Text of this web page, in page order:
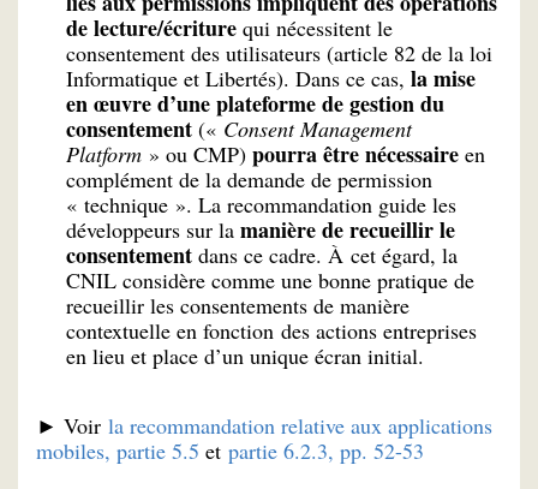
de lecture/écriture qui nécessitent le
consentement des utilisateurs (article 82 de la loi
Informatique et Libertés). Dans ce cas, la mise
en œuvre d’une plateforme de gestion du
consentement (« Consent Management
Platform » ou CMP) pourra être nécessaire en
complément de la demande de permission
« technique ». La recommandation guide les
développeurs sur la manière de recueillir le
consentement dans ce cadre. À cet égard, la
CNIL considère comme une bonne pratique de
recueillir les consentements de manière
contextuelle en fonction des actions entreprises
en lieu et place d’un unique écran initial.
► Voir la recommandation relative aux applications
mobiles, partie 5.5 et partie 6.2.3, pp. 52-53